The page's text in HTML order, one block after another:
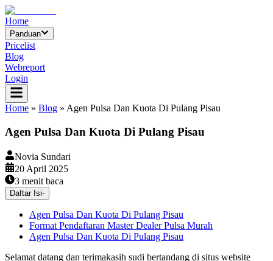
Home
Panduan
Pricelist
Blog
Webreport
Login
Home » Blog » Agen Pulsa Dan Kuota Di Pulang Pisau
Agen Pulsa Dan Kuota Di Pulang Pisau
Novia Sundari
20 April 2025
3 menit baca
Daftar Isi-
Agen Pulsa Dan Kuota Di Pulang Pisau
Format Pendaftaran Master Dealer Pulsa Murah
Agen Pulsa Dan Kuota Di Pulang Pisau
Selamat datang dan terimakasih sudi bertandang di situs website